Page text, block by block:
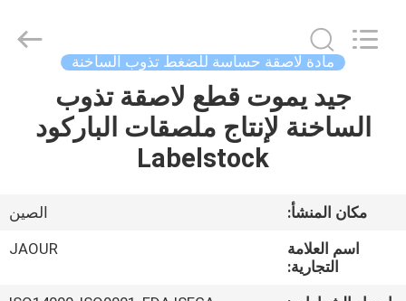
معلومات
Adhesive
Products
مادة لاصقة حساسة للضغط تذوب الساخنة
جيد يموت قطع لاصقة تذوب
الساخنة لإنتاج ملصقات الباركود
Labelstock
مكان المنشأ:
الصين
اسم العلامة
التجارية:
JAOUR